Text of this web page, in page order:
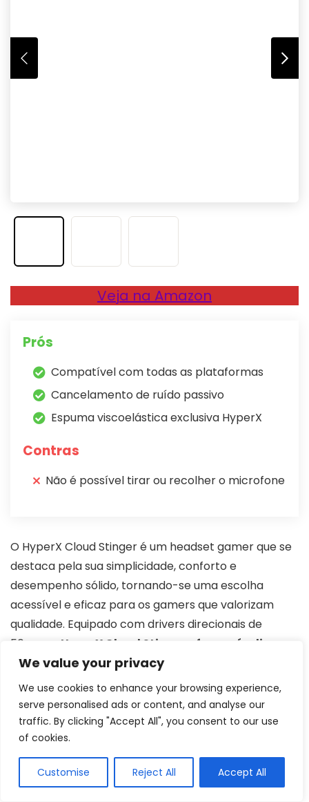
We value your privacy
We use cookies to enhance your browsing experience,
serve personalised ads or content, and analyse our
traffic. By clicking "Accept All", you consent to our use
of cookies.
Customise Reject All Accept All
Veja na Amazon
Prós
Compatível com todas as plataformas
Cancelamento de ruído passivo
Espuma viscoelástica exclusiva HyperX
Contras
Não é possível tirar ou recolher o microfone
O HyperX Cloud Stinger é um headset gamer que se
destaca pela sua simplicidade, conforto e
desempenho sólido, tornando-se uma escolha
acessível e eficaz para os gamers que valorizam
qualidade. Equipado com drivers direcionais de
50mm,
o HyperX Cloud Stinger oferece áudio
imersivo e envolvente, ajudando ao jogador ter
imersão total independente do jogo
Já o microfone com cancelamento de ruído do
Cloud Stinger garante comunicações claras durante
partidas online. Além disso,o microfone pode ser
girado para cima quando não está em uso,